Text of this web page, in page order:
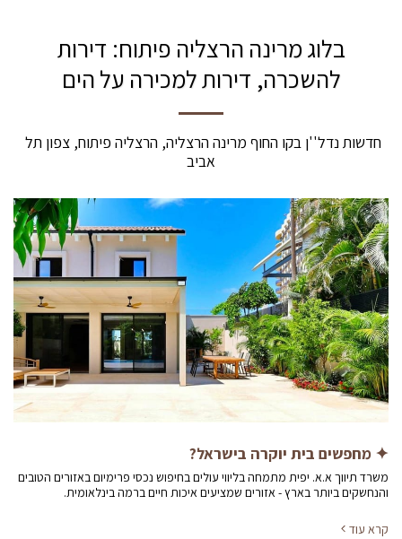
בלוג מרינה הרצליה פיתוח: דירות
להשכרה, דירות למכירה על הים
חדשות נדל''ן בקו החוף מרינה הרצליה, הרצליה פיתוח, צפון תל
אביב
✦ מחפשים בית יוקרה בישראל?
משרד תיווך א.א. יפית מתמחה בליווי עולים בחיפוש נכסי פרימיום באזורים הטובים
והנחשקים ביותר בארץ - אזורים שמציעים איכות חיים ברמה בינלאומית.
קרא עוד